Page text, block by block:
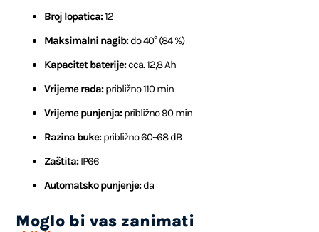
Broj lopatica:12
Maksimalni nagib:do 40° (84 %)
Kapacitet baterije:cca. 12,8 Ah
Vrijeme rada:približno 110 min
Vrijeme punjenja:približno 90 min
Razina buke:približno 60–68 dB
Zaštita:IP66
Automatsko punjenje:da
Moglo bi vas zanimati